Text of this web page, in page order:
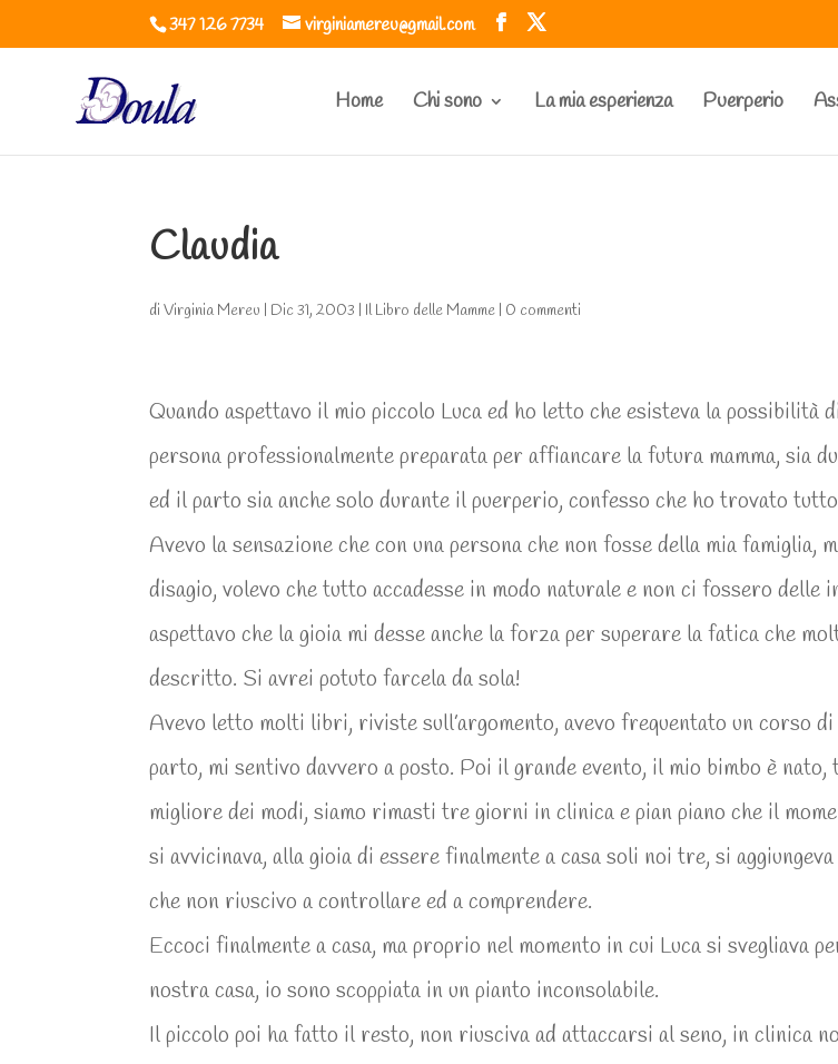
347 126 7734 virginiamereu@gmail.com
Home Chi sono La mia esperienza Puerperio
Claudia
diVirginia Mereu | Dic 31, 2003 | Il Libro delle Mamme | 0 commenti
Quando aspettavo il mio piccolo Luca ed ho letto che esisteva la possibilità
persona professionalmente preparata per affiancare la futura mamma, sia
ed il parto sia anche solo durante il puerperio, confesso che ho trovato
Avevo la sensazione che con una persona che non fosse della mia famiglia,
disagio, volevo che tutto accadesse in modo naturale e non ci fossero delle
aspettavo che la gioia mi desse anche la forza per superare la fatica che
descritto. Si avrei potuto farcela da sola!
Avevo letto molti libri, riviste sull’argomento, avevo frequentato un corso
parto, mi sentivo davvero a posto. Poi il grande evento, il mio bimbo è nato,
migliore dei modi, siamo rimasti tre giorni in clinica e pian piano che il
si avvicinava, alla gioia di essere finalmente a casa soli noi tre, si
che non riuscivo a controllare ed a comprendere.
Eccoci finalmente a casa, ma proprio nel momento in cui Luca si svegliava
nostra casa, io sono scoppiata in un pianto inconsolabile.
Il piccolo poi ha fatto il resto, non riusciva ad attaccarsi al seno, in clinica